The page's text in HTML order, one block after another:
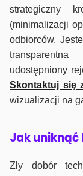
strategiczny
(minimalizacji
odbiorców.
udostępniony
Skontaktuj się
wizualizacji na
Jak uniknąć
Zły dobór